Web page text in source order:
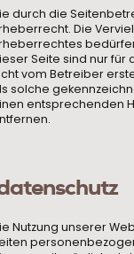
durch die
Die
Seite sind nur für
vom Betreiber
solche
entsprechenden
Nutzung unserer